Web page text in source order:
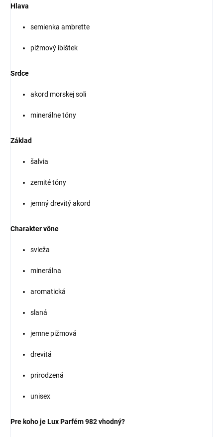
Hlava
semienka ambrette
pižmový ibištek
Srdce
akord morskej soli
minerálne tóny
Základ
šalvia
zemité tóny
jemný drevitý akord
Charakter vône
svieža
minerálna
aromatická
slaná
jemne pižmová
drevitá
prirodzená
unisex
Pre koho je Lux Parfém 982 vhodný?